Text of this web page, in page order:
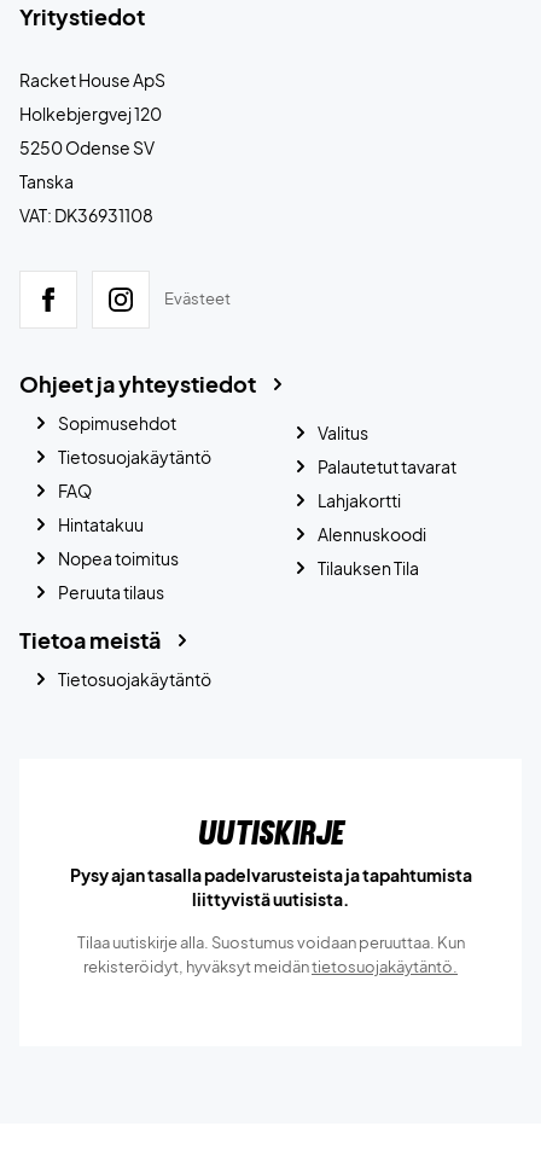
Yritystiedot
Racket House ApS
Holkebjergvej 120
5250 Odense SV
Tanska
VAT: DK36931108
Evästeet
Ohjeet ja yhteystiedot
Sopimusehdot
Tietosuojakäytäntö
FAQ
Hintatakuu
Nopea toimitus
Peruuta tilaus
Valitus
Palautetut tavarat
Lahjakortti
Alennuskoodi
Tilauksen Tila
Tietoa meistä
Tietosuojakäytäntö
Uutiskirje
Pysy ajan tasalla padelvarusteista ja tapahtumista
liittyvistä uutisista.
Tilaa uutiskirje alla. Suostumus voidaan peruuttaa. Kun
rekisteröidyt, hyväksyt meidäntietosuojakäytäntö.